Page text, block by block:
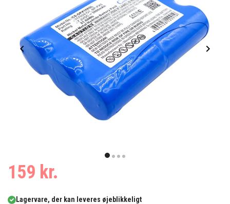
item
of
159 kr.
Lagervare, der kan leveres øjeblikkeligt